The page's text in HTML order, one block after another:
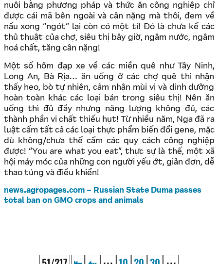
nuôi bằng phương pháp và thức ăn công nghiệp chỉ
được cái mã bên ngoài và cân nặng mà thôi, đem về
nấu xong “ngót” lại còn có một tí! Đó là chưa kể các
thủ thuật của chợ, siêu thị bây giờ, ngâm nước, ngâm
hoá chất, tăng cân nặng!
Một số hôm đạp xe về các miền quê như Tây Ninh,
Long An, Bà Rịa… ăn uống ở các chợ quê thì nhận
thấy heo, bò tự nhiên, cảm nhận mùi vị và dinh dưỡng
hoàn toàn khác các loại bán trong siêu thị! Nên ăn
uống thì đủ đầy nhưng năng lượng không đủ, các
thành phần vi chất thiếu hụt! Từ nhiều năm, Nga đã ra
luật cấm tất cả các loại thực phẩm biến đổi gene, mặc
dù không/chưa thể cấm các quy cách công nghiệp
được! “You are what you eat”, thực sự là thế, một xã
hội máy móc của những con người yếu ớt, giản đơn, dễ
thao túng và điều khiển!
news.agropages.com – Russian State Duma passes
total ban on GMO crops and animals